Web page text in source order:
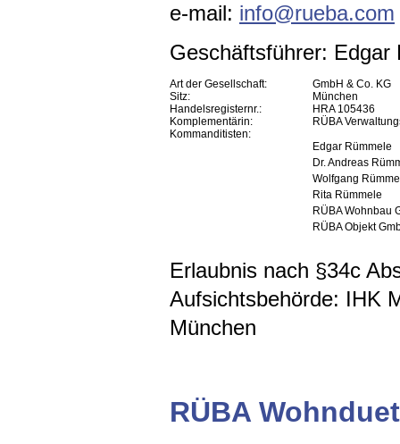
e-mail: info@rueba.com
Geschäftsführer: Edgar
Art der Gesellschaft:
GmbH & Co. KG
Sitz:
München
Handelsregisternr.:
HRA 105436
Komplementärin:
RÜBA
Kommanditisten:
Edgar Rümmele
Dr. Andreas
Wolfgang
Rita Rümmele
RÜBA Wohnbau
RÜBA Objekt
Erlaubnis nach §34c
Aufsichtsbehörde: IHK
München
RÜBA